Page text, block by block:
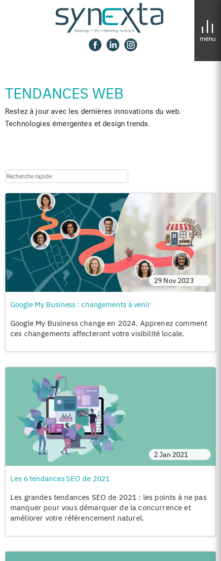
Panneau de gestion des cookies
TENDANCES WEB
Restez à jour avec les dernières innovations du web.
Technologies émergentes et design trends.
29 Nov 2023
Google My Business : changements à venir
Google My Business change en 2024. Apprenez comment
ces changements affecteront votre visibilité locale.
2 Jan 2021
Les 6 tendances SEO de 2021
Les grandes tendances SEO de 2021 : les points à ne pas
manquer pour vous démarquer de la concurrence et
améliorer votre référencement naturel.